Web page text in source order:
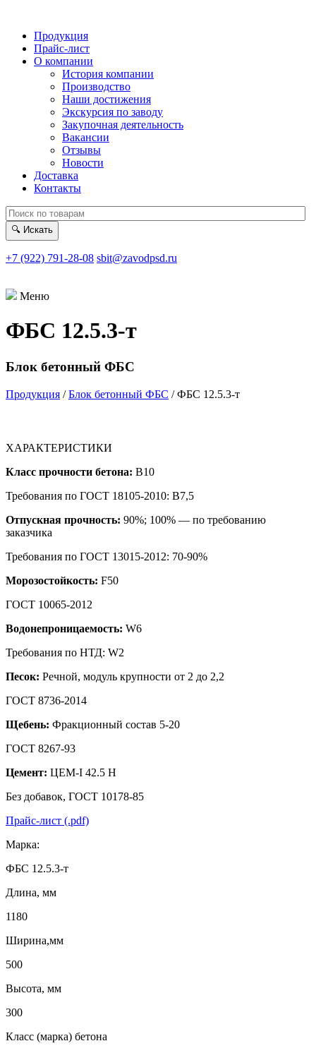
Продукция
Прайс-лист
О компании
История компании
Производство
Наши достижения
Экскурсия по заводу
Закупочная деятельность
Вакансии
Отзывы
Новости
Доставка
Контакты
🔍 Искать
+7 (922) 791-28-08 sbit@zavodpsd.ru
Меню
ФБС 12.5.3-т
Блок бетонный ФБС
Продукция /Блок бетонный ФБС / ФБС 12.5.3-т
ХАРАКТЕРИСТИКИ
Класс прочности бетона: B10
Требования по ГОСТ 18105-2010: B7,5
Отпускная прочность: 90%; 100% — по требованию
заказчика
Требования по ГОСТ 13015-2012: 70-90%
Морозостойкость: F50
ГОСТ 10065-2012
Водонепроницаемость: W6
Требования по НТД: W2
Песок: Речной, модуль крупности от 2 до 2,2
ГОСТ 8736-2014
Щебень: Фракционный состав 5-20
ГОСТ 8267-93
Цемент: ЦЕМ-I 42.5 Н
Без добавок, ГОСТ 10178-85
Прайс-лист (.pdf)
Марка:
ФБС 12.5.3-т
Длина, мм
1180
Ширина,мм
500
Высота, мм
300
Класс (марка) бетона